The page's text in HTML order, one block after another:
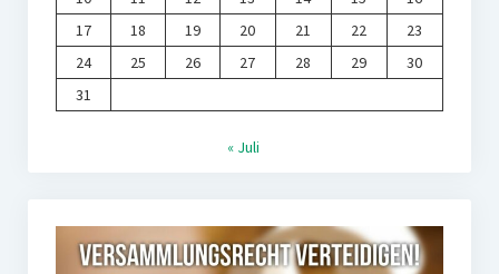
17
18 19 20 21 22
23
24
25 26 27 28 29
30
31
« Juli